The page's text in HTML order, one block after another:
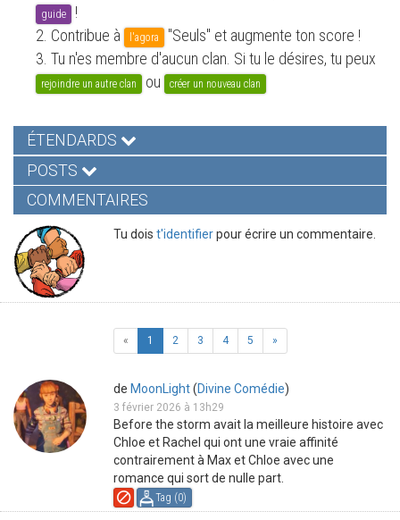
guide
!
2. Contribue à
l'agora
"Seuls" et augmente ton score !
3. Tu n'es membre d'aucun clan. Si tu le désires, tu peux
rejoindre un autre clan ou créer un nouveau clan
ÉTENDARDS
POSTS
COMMENTAIRES
Tu dois t'identifierpour écrire un commentaire.
« 1 2 3 4 5 »
de MoonLight(Divine Comédie)
3 février 2026 à 13h29
Before the storm avait la meilleure histoire avec
Chloe et Rachel qui ont une vraie affinité
contrairement à Max et Chloe avec une
romance qui sort de nulle part.
Tag (0)